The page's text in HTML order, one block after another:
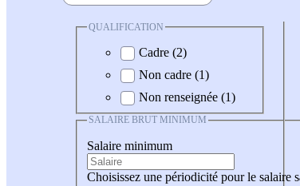
QUALIFICATION
Cadre (2)
Non cadre (1)
Non renseignée (1)
SALAIRE BRUT MINIMUM
Salaire minimum
Choisissez une périodicité pour le salaire